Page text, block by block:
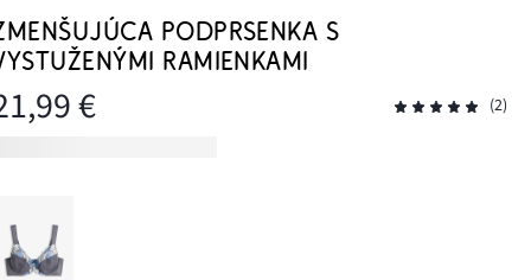
PODPRSENKA S
RAMIENKAMI
€ (2)